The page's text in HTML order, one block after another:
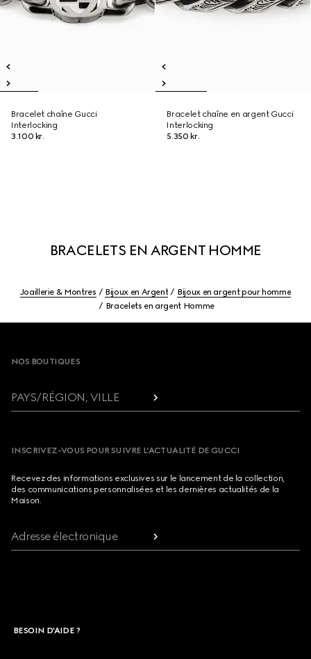
Bracelet chaîne Gucci
Interlocking
3.100 kr.
Bracelet chaîne en argent Gucci
Interlocking
5.350 kr.
BRACELETS EN ARGENT HOMME
Joaillerie & Montres Bijoux en Argent
Bijoux en argent pour homme
Bracelets en argent Homme
NOS BOUTIQUES
PAYS/RÉGION, VILLE
INSCRIVEZ-VOUS POUR SUIVRE L’ACTUALITÉ DE GUCCI
Recevez des informations exclusives sur le lancement de la collection,
des communications personnalisées et les dernières actualités de la
Maison.
Adresse électronique
BESOIN D'AIDE ?